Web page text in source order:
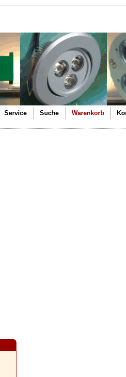
Service Suche Warenkorb